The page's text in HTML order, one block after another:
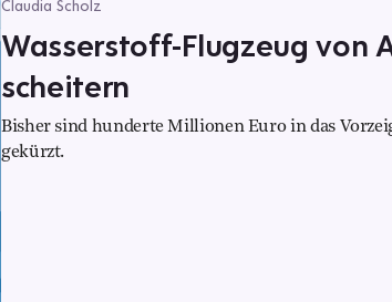
Claudia Scholz
Wasserstoff-Flugzeug von
scheitern
Bisher sind hunderte Millionen Euro in das
gekürzt.